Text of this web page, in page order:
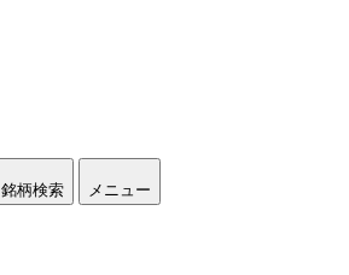
銘柄検索 メニュー